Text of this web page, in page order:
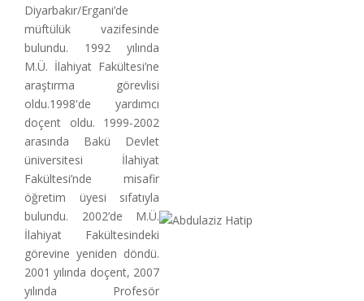
Diyarbakır/Ergani’de
müftülük vazifesinde
bulundu. 1992 yılında
M.Ü. İlahiyat Fakültesi’ne
araştırma görevlisi
oldu.1998'de yardımcı
doçent oldu. 1999-2002
arasında Bakü Devlet
üniversitesi İlahiyat
Fakültesi’nde misafir
öğretim üyesi sıfatıyla
bulundu. 2002’de M.Ü.
İlahiyat Fakültesindeki
görevine yeniden döndü.
2001 yılında doçent, 2007
yılında Profesör